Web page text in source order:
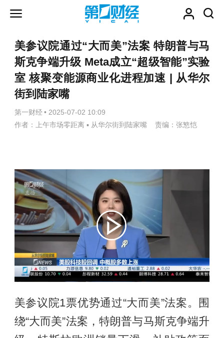
美参议院通过“大而美”法案 特朗普与马
斯克争端升级 Meta成立“超级智能”实验
室 核聚变能源商业化进程加速 | 从华尔
街到陆家嘴
第一财经 • 2025-07-02 10:09
作者：上午市场零距离 ▪ 从华尔街到陆家嘴 责编：张慜恺
美参议院1票优势通过“大而美”法案。围
绕“大而美”法案，特朗普与马斯克争端升